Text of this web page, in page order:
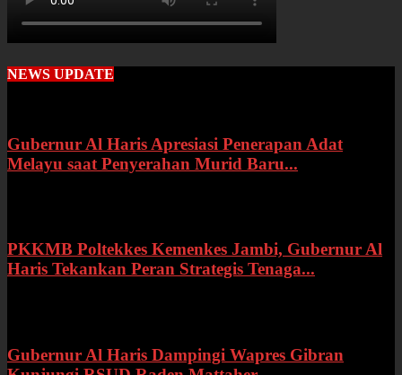
NEWS UPDATE
Gubernur Al Haris Apresiasi Penerapan Adat
Melayu saat Penyerahan Murid Baru...
PKKMB Poltekkes Kemenkes Jambi, Gubernur Al
Haris Tekankan Peran Strategis Tenaga...
Gubernur Al Haris Dampingi Wapres Gibran